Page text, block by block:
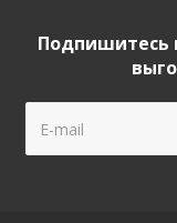
Подпишитесь